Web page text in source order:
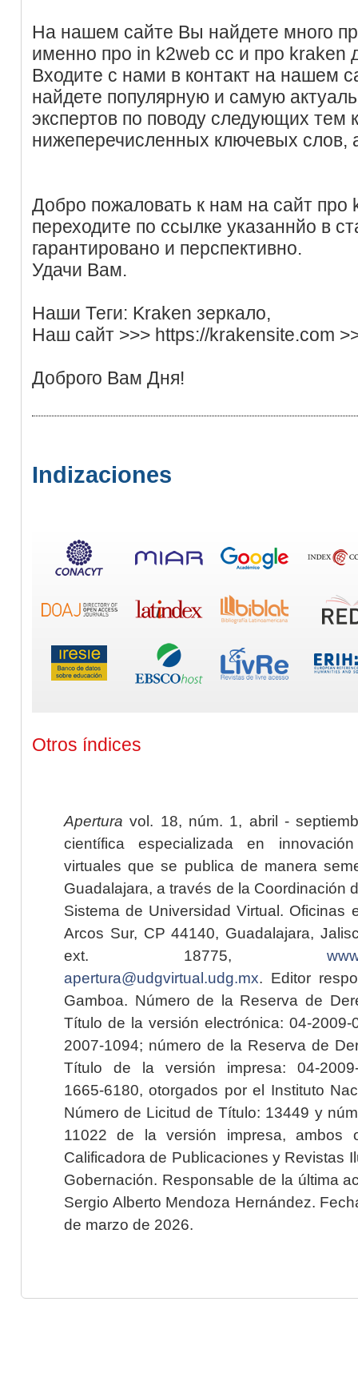
На нашем сайте Вы найдете много
именно про in k2web cc и про kraken
Входите с нами в контакт на нашем
найдете популярную и самую
экспертов по поводу следующих тем
нижеперечисленных ключевых слов,
Добро пожаловать к нам на сайт про
переходите по ссылке указаннйо в
гарантировано и перспективно.
Удачи Вам.
Наши Теги: Kraken зеркало,
Наш сайт >>> https://krakensite.com
Доброго Вам Дня!
Indizaciones
Otros índices
Apertura vol. 18, núm. 1, abril -
científica especializada en
virtuales que se publica de manera
Guadalajara, a través de la Coordinación
Sistema de Universidad Virtual. Oficinas
Arcos Sur, CP 44140, Guadalajara,
ext. 18775,
apertura@udgvirtual.udg.mx. Editor
Gamboa. Número de la Reserva de
Título de la versión electrónica: 04-2009-
2007-1094; número de la Reserva de
Título de la versión impresa: 04-2009-
1665-6180, otorgados por el Instituto
Número de Licitud de Título: 13449 y
11022 de la versión impresa, ambos
Calificadora de Publicaciones y Revistas
Gobernación. Responsable de la última
Sergio Alberto Mendoza Hernández.
de marzo de 2026.